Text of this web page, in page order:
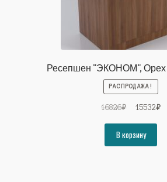
Ресепшен "ЭКОНОМ", Орех
РАСПРОДАЖА!
16826₽
составляла
16826₽.
15532₽
В корзину